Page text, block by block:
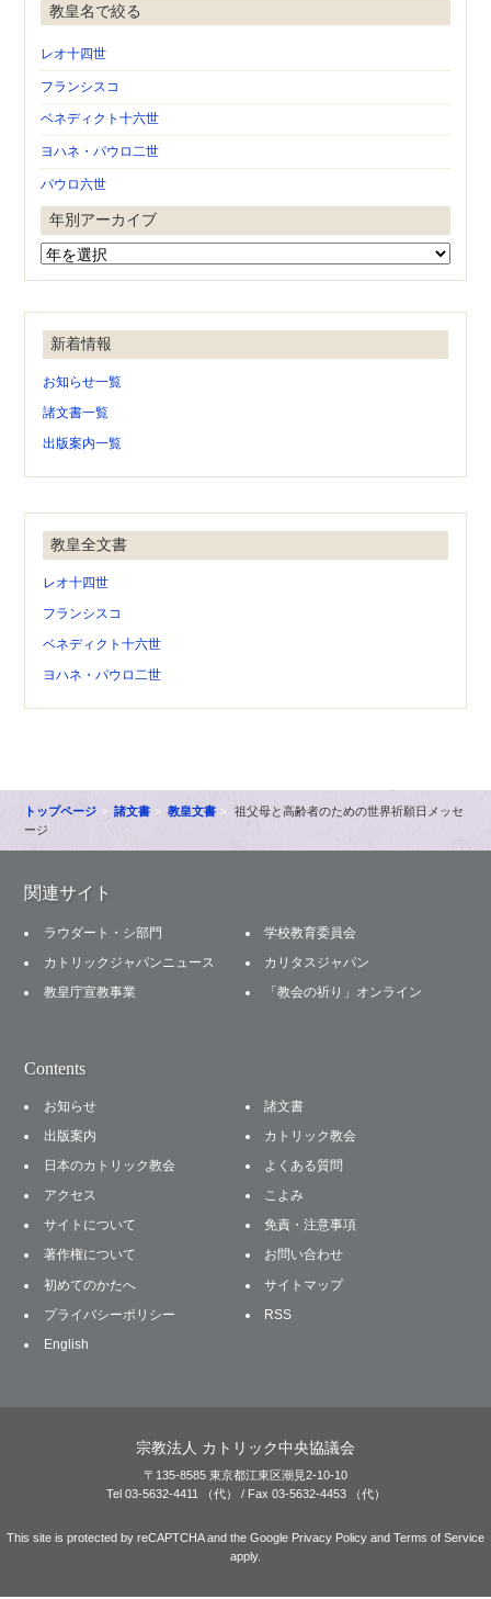
教皇名で絞る
レオ十四世
フランシスコ
ベネディクト十六世
ヨハネ・パウロ二世
パウロ六世
年別アーカイブ
新着情報
お知らせ一覧
諸文書一覧
出版案内一覧
教皇全文書
レオ十四世
フランシスコ
ベネディクト十六世
ヨハネ・パウロ二世
トップページ 諸文書 教皇文書
祖父母と高齢者のための世界祈願日メッセ
ージ
関連サイト
ラウダート・シ部門
学校教育委員会
カトリックジャパンニュース
カリタスジャパン
教皇庁宣教事業
「教会の祈り」オンライン
Contents
お知らせ
諸文書
出版案内
カトリック教会
日本のカトリック教会
よくある質問
アクセス
こよみ
サイトについて
免責・注意事項
著作権について
お問い合わせ
初めてのかたへ
サイトマップ
プライバシーポリシー
RSS
English
宗教法人 カトリック中央協議会
〒135-8585 東京都江東区潮見2-10-10
Tel 03-5632-4411 （代） / Fax 03-5632-4453 （代）
This site is protected by reCAPTCHA and the Google Privacy Policy and Terms of Service
apply.